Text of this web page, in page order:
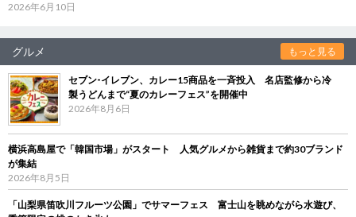
2026年6月10日
グルメ もっと見る
セブン‐イレブン、カレー15商品を一斉投入 名店監修から冷
製うどんまで“夏のカレーフェス”を開催中
2026年8月6日
横浜高島屋で「韓国市場」がスタート 人気グルメから雑貨まで約30ブランド
が集結
2026年8月5日
「山梨県笛吹川フルーツ公園」でサマーフェス 富士山を眺めながら水遊び、